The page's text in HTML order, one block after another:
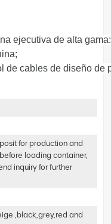
ejecutiva de alta gama:
de cables de diseño de
for production and
loading container,
inquiry for further
,black,grey,red and